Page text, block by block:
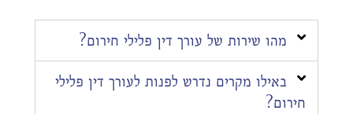
מהו שירות של עורך דין פלילי חירום?
באילו מקרים נדרש לפנות לעורך דין פלילי
חירום?